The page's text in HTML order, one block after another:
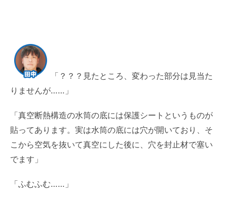
「？？？見たところ、変わった部分は見当た
りませんが……」
「真空断熱構造の水筒の底には保護シートというものが
貼ってあります。実は水筒の底には穴が開いており、そ
こから空気を抜いて真空にした後に、穴を封止材で塞い
でます」
「ふむふむ……」